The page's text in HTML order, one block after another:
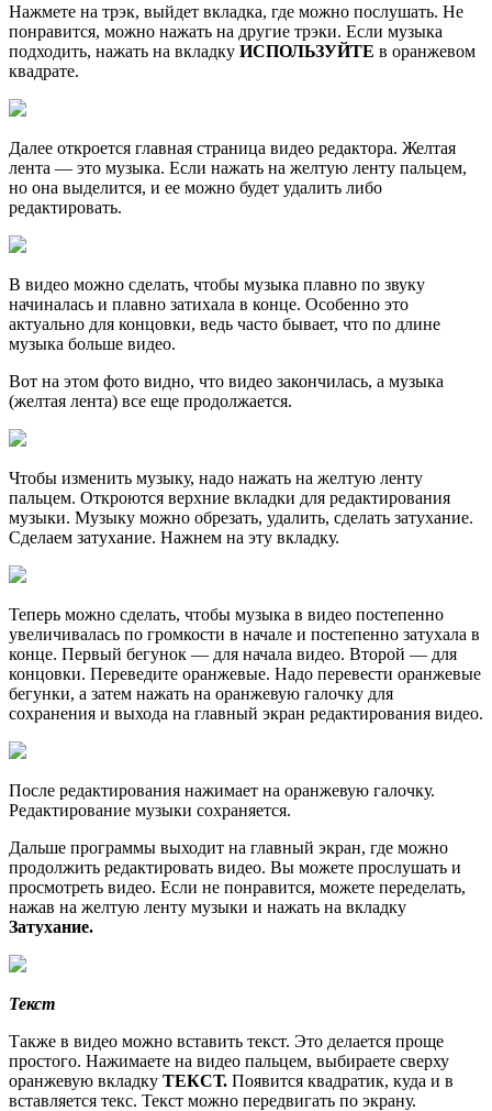
Нажмете на трэк, выйдет вкладка, где можно послушать. Не
понравится, можно нажать на другие трэки. Если музыка
подходить, нажать на вкладку ИСПОЛЬЗУЙТЕ в оранжевом
квадрате.
Далее откроется главная страница видео редактора. Желтая
лента — это музыка. Если нажать на желтую ленту пальцем,
но она выделится, и ее можно будет удалить либо
редактировать.
В видео можно сделать, чтобы музыка плавно по звуку
начиналась и плавно затихала в конце. Особенно это
актуально для концовки, ведь часто бывает, что по длине
музыка больше видео.
Вот на этом фото видно, что видео закончилась, а музыка
(желтая лента) все еще продолжается.
Чтобы изменить музыку, надо нажать на желтую ленту
пальцем. Откроются верхние вкладки для редактирования
музыки. Музыку можно обрезать, удалить, сделать затухание.
Сделаем затухание. Нажнем на эту вкладку.
Теперь можно сделать, чтобы музыка в видео постепенно
увеличивалась по громкости в начале и постепенно затухала в
конце. Первый бегунок — для начала видео. Второй — для
концовки. Переведите оранжевые. Надо перевести оранжевые
бегунки, а затем нажать на оранжевую галочку для
сохранения и выхода на главный экран редактирования видео.
После редактирования нажимает на оранжевую галочку.
Редактирование музыки сохраняется.
Дальше программы выходит на главный экран, где можно
продолжить редактировать видео. Вы можете прослушать и
просмотреть видео. Если не понравится, можете переделать,
нажав на желтую ленту музыки и нажать на вкладку
Затухание.
Текст
Также в видео можно вставить текст. Это делается проще
простого. Нажимаете на видео пальцем, выбираете сверху
оранжевую вкладку ТЕКСТ. Появится квадратик, куда и в
вставляется текс. Текст можно передвигать по экрану.